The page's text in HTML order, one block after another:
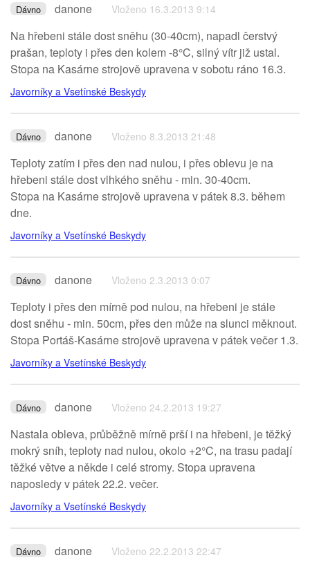
Dávno danone Vloženo 16.3.2013 9:14
Na hřebeni stále dost sněhu (30-40cm), napadl čerstvý
prašan, teploty i přes den kolem -8°C, silný vítr již ustal.
Stopa na Kasárne strojově upravena v sobotu ráno 16.3.
Javorníky a Vsetínské Beskydy
Dávno danone Vloženo 8.3.2013 21:48
Teploty zatím i přes den nad nulou, i přes oblevu je na
hřebeni stále dost vlhkého sněhu - min. 30-40cm.
Stopa na Kasárne strojově upravena v pátek 8.3. během
dne.
Javorníky a Vsetínské Beskydy
Dávno danone Vloženo 2.3.2013 0:07
Teploty i přes den mírně pod nulou, na hřebeni je stále
dost sněhu - min. 50cm, přes den může na slunci měknout.
Stopa Portáš-Kasárne strojově upravena v pátek večer 1.3.
Javorníky a Vsetínské Beskydy
Dávno danone Vloženo 24.2.2013 19:27
Nastala obleva, průběžně mírně prší i na hřebeni, je těžký
mokrý sníh, teploty nad nulou, okolo +2°C, na trasu padají
těžké větve a někde i celé stromy. Stopa upravena
naposledy v pátek 22.2. večer.
Javorníky a Vsetínské Beskydy
Dávno danone Vloženo 22.2.2013 22:47